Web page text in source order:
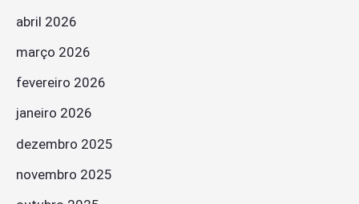
abril 2026
março 2026
fevereiro 2026
janeiro 2026
dezembro 2025
novembro 2025